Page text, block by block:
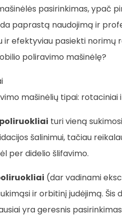
pasirinkimas, ypač
paprastą naudojimą ir
ir efektyviau pasiekti norimų
poliravimo mašinėlę?
mašinėlių tipai:
turi vieną
šalinimui, tačiau
per didelio šlifavimo.
(dar vadinami
ir orbitinį judėjimą. Šis
yra geresnis